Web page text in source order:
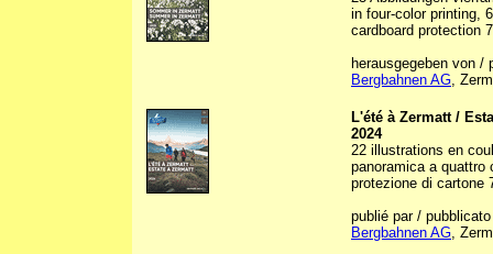
in four-color printing,
cardboard protection
herausgegeben von /
Bergbahnen AG,
L'été à Zermatt /
2024
22 illustrations en
panoramica a
protezione di cartone
publié par /
Bergbahnen AG,